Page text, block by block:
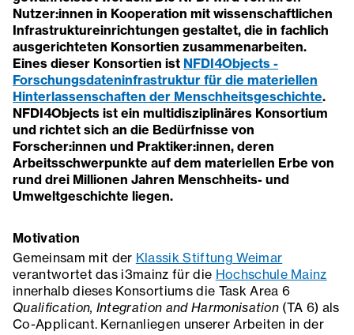
Nutzer:innen in Kooperation mit wissenschaftlichen
Infrastruktureinrichtungen gestaltet, die in fachlich
ausgerichteten Konsortien zusammenarbeiten.
Eines dieser Konsortien ist NFDI4Objects -
Forschungsdateninfrastruktur für die materiellen
Hinterlassenschaften der Menschheitsgeschichte.
NFDI4Objects ist ein multidisziplinäres Konsortium
und richtet sich an die Bedürfnisse von
Forscher:innen und Praktiker:innen, deren
Arbeitsschwerpunkte auf dem materiellen Erbe von
rund drei Millionen Jahren Menschheits- und
Umweltgeschichte liegen.
Motivation
Gemeinsam mit der Klassik Stiftung Weimar
verantwortet das i3mainz für die Hochschule Mainz
innerhalb dieses Konsortiums die Task Area 6
Qualification, Integration and Harmonisation (TA 6) als
Co-Applicant. Kernanliegen unserer Arbeiten in der